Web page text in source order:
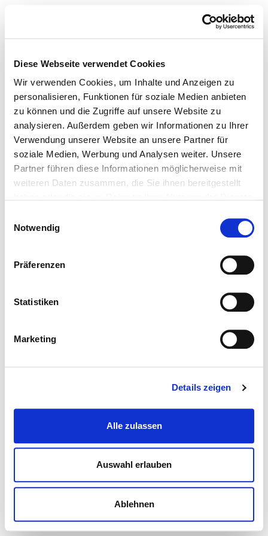
Diese Webseite verwendet Cookies
Wir verwenden Cookies, um Inhalte und Anzeigen zu
personalisieren, Funktionen für soziale Medien anbieten
zu können und die Zugriffe auf unsere Website zu
analysieren. Außerdem geben wir Informationen zu Ihrer
Verwendung unserer Website an unsere Partner für
soziale Medien, Werbung und Analysen weiter. Unsere
Partner führen diese Informationen möglicherweise mit
weiteren Daten zusammen, die Sie ihnen bereitgestellt
Notwendig
Präferenzen
Statistiken
Marketing
Details zeigen
Alle zulassen
Auswahl erlauben
Ablehnen